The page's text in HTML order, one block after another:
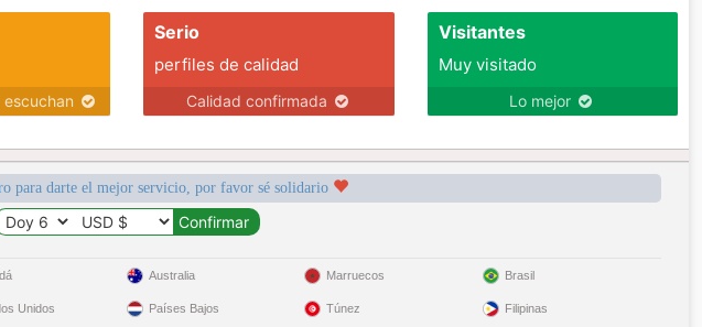
Serio
perfiles de calidad
Calidad confirmada
Visitantes
Muy visitado
Lo mejor
para darte el mejor servicio, por favor sé solidario
Unidos
Australia
Países Bajos
Marruecos
Túnez
Brasil
Filipinas